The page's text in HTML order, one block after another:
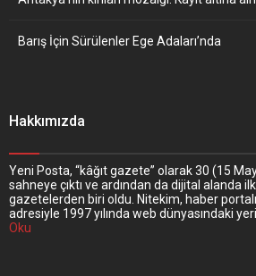
Barış İçin Sürülenler Ege Adaları’nda
Hakkımızda
Yeni Posta, “kâğıt gazete” olarak 30 (15
sahneye çıktı ve ardından da dijital alanda
gazetelerden biri oldu. Nitekim, haber
adresiyle 1997 yılında web dünyasındaki
Oku